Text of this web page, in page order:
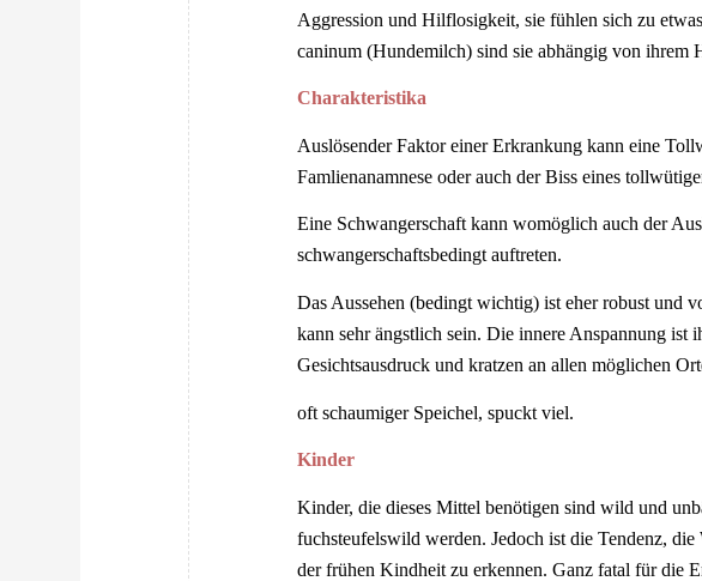
Aggression und Hilflosigkeit, sie fühlen sich zu
caninum (Hundemilch) sind sie abhängig von ihrem
Charakteristika
Auslösender Faktor einer Erkrankung kann eine
Famlienanamnese oder auch der Biss eines
Eine Schwangerschaft kann womöglich auch der
schwangerschaftsbedingt auftreten.
Das Aussehen (bedingt wichtig) ist eher robust und
kann sehr ängstlich sein. Die innere Anspannung ist
Gesichtsausdruck und kratzen an allen möglichen
oft schaumiger Speichel, spuckt viel.
Kinder
Kinder, die dieses Mittel benötigen sind wild und
fuchsteufelswild werden. Jedoch ist die Tendenz,
der frühen Kindheit zu erkennen. Ganz fatal für die